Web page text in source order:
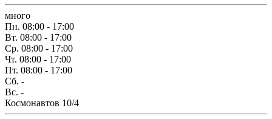
много
Пн. 08:00 - 17:00
Вт. 08:00 - 17:00
Ср. 08:00 - 17:00
Чт. 08:00 - 17:00
Пт. 08:00 - 17:00
Сб. -
Вс. -
Космонавтов 10/4